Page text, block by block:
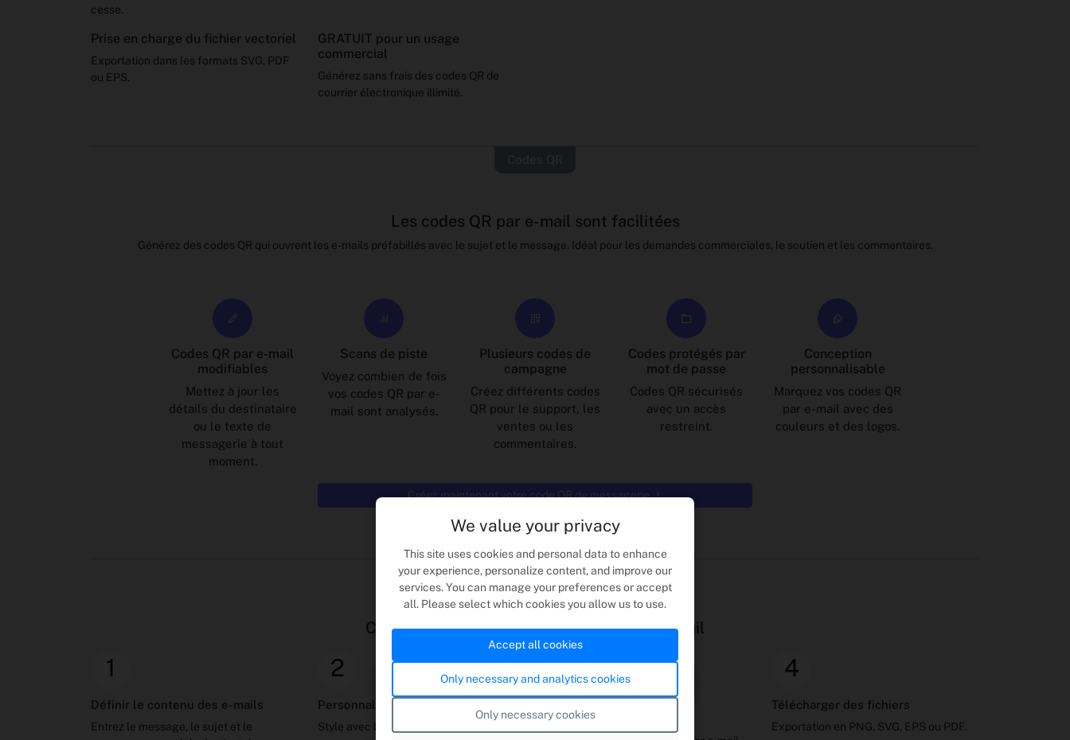
cesse.
Prise en charge du fichier vectoriel
Exportation dans les formats SVG, PDF
ou EPS.
GRATUIT pour un usage
commercial
Générez sans frais des codes QR de
courrier électronique illimité.
Les codes QR par e-mail sont facilitées
Générez des codes QR qui ouvrent les e-mails préfabillés avec le sujet et le message. Idéal pour les demandes commerciales, le soutien et les commentaires.
Codes QR par e-mail
modifiables
Mettez à jour les
détails du destinataire
ou le texte de
messagerie à tout
moment.
Scans de piste
Voyez combien de fois
vos codes QR par e-
mail sont analysés.
Plusieurs codes de
campagne
Créez différents codes
QR pour le support, les
ventes ou les
commentaires.
Codes protégés par
mot de passe
Codes QR sécurisés
avec un accès
restreint.
Conception
personnalisable
Marquez vos codes QR
par e-mail avec des
couleurs et des logos.
Créez maintenant votre code QR de messagerie
Commencer
Concevoir et générer des codes QR par e-mail
1
Définir le contenu des e-mails
Entrez le message, le sujet et le
2
Personnaliser l'apparence
Style avec logos, formes et couleurs.
3
Générez votre code QR de
messagerie
4
Télécharger des fichiers
Exportation en PNG, SVG, EPS ou PDF.
We value your privacy
This site uses cookies and personal data to enhance
your experience, personalize content, and improve our
services. You can manage your preferences or accept
all. Please select which cookies you allow us to use.
Accept all cookies
Only necessary and analytics cookies
Only necessary cookies